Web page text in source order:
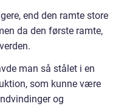
end den ramte store
da den første ramte,
man så stålet i en
som kunne være
og